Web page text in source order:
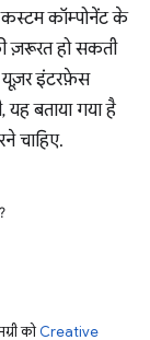
कॉम्पोनेंट के
ज़रूरत हो सकती
इंटरफ़ेस
बताया गया है
चाहिए.
कोCreative